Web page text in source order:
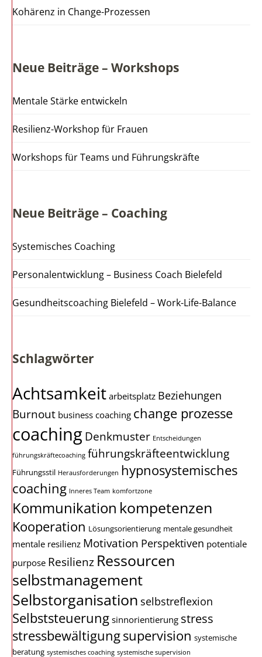
Kohärenz in Change-Prozessen
Neue Beiträge – Workshops
Mentale Stärke entwickeln
Resilienz-Workshop für Frauen
Workshops für Teams und Führungskräfte
Neue Beiträge – Coaching
Systemisches Coaching
Personalentwicklung – Business Coach Bielefeld
Gesundheitscoaching Bielefeld – Work-Life-Balance
Schlagwörter
Achtsamkeit arbeitsplatz Beziehungen
Burnout business coaching change prozesse
coachingDenkmuster Entscheidungen
führungskräftecoaching führungskräfteentwicklung
Führungsstil Herausforderungen hypnosystemisches
coaching Inneres Team komfortzone
Kommunikation kompetenzen
Kooperation Lösungsorientierung mentale gesundheit
mentale resilienz Motivation Perspektiven potentiale
purpose Resilienz Ressourcen
selbstmanagement
Selbstorganisation selbstreflexion
Selbststeuerung sinnorientierung stress
stressbewältigungsupervision systemische
beratung systemisches coaching systemische supervision